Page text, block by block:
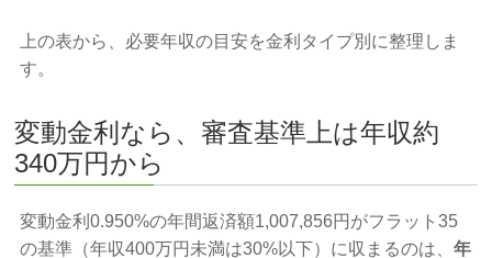
上の表から、必要年収の目安を金利タイプ別に整理しま
す。
変動金利なら、審査基準上は年収約
340万円から
変動金利0.950%の年間返済額1,007,856円がフラット35
の基準（年収400万円未満は30%以下）に収まるのは、年